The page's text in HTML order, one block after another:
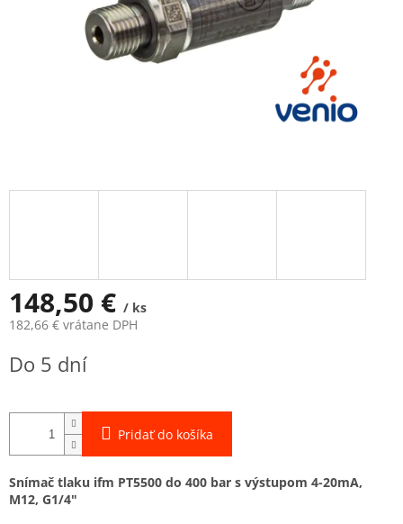
148,50 € / ks
182,66 € vrátane DPH
cena:
Do 5 dní
Pridať do košíka
Snímač tlaku ifm PT5500 do 400 bar s výstupom 4-20mA,
M12, G1/4"